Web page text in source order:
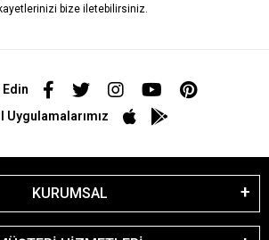
bize iletebilirsiniz.
Uygulamalarımız
KURUMSAL